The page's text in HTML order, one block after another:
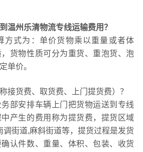
温州乐清物流专线运输费用？
方式为：单价货物乘以重量或者体
货物性质可分为重货、重泡货、泡
单价。
接货费、取货费、上门提货费）？
部安排车辆上门把货物运送到专线
产生的费用称为提货费，提货区域
调街道,麻斜街道等，提货过程是发货
认件数、重量、体积、包装、收货